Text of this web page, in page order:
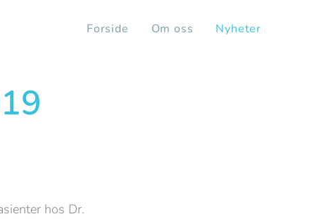
Forside Om oss Nyheter
hos Dr.